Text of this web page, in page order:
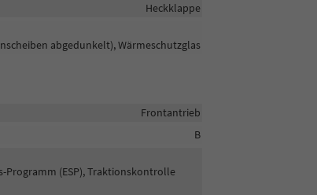
Heckklappe
abgedunkelt), Wärmeschutzglas
Frontantrieb
B
Programm (ESP), Traktionskontrolle